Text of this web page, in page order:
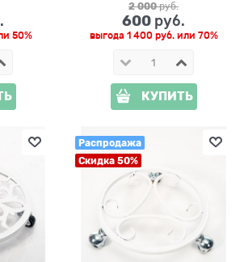
50%
2 000 руб.
600 руб.
выгода 1 400 руб.или 70%
КУПИТЬ
Распродажа
Скидка 50%